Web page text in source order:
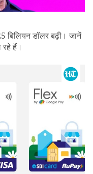
डॉलर बढ़ी। जानें
हैं।